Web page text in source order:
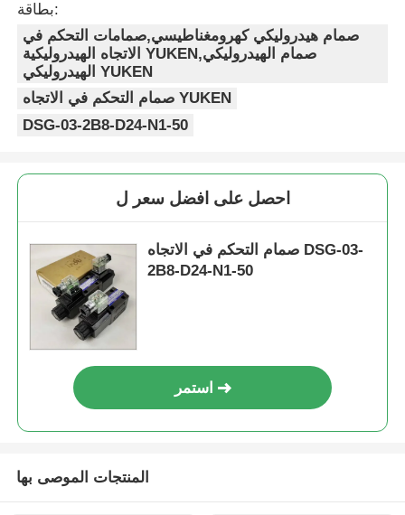
بطاقة:
صمام هيدروليكي كهرومغناطيسي,صمامات التحكم في
الاتجاه الهيدروليكية YUKEN,صمام الهيدروليكي
الهيدروليكي YUKEN
صمام التحكم في الاتجاه YUKEN
DSG-03-2B8-D24-N1-50
احصل على افضل سعر ل
صمام التحكم في الاتجاه DSG-03-
2B8-D24-N1-50
استمر
المنتجات الموصى بها